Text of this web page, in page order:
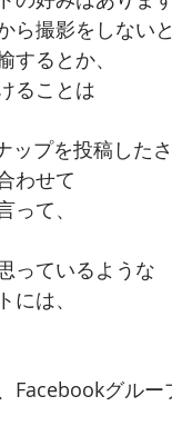
撮影をしないと
するとか、
ることは
プを投稿したさ
わせて
て、
っているような
は、
Facebookグル